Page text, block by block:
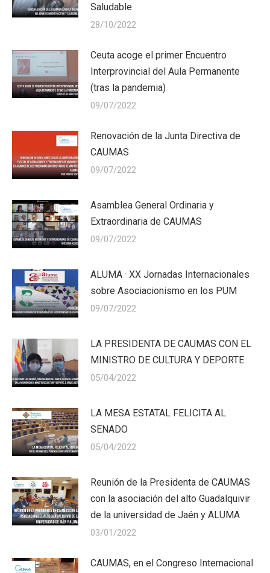
Saludable
28/10/2022
Ceuta acoge el primer Encuentro
Interprovincial del Aula Permanente
(tras la pandemia)
09/07/2022
Renovación de la Junta Directiva de
CAUMAS
09/07/2022
Asamblea General Ordinaria y
Extraordinaria de CAUMAS
09/07/2022
ALUMA · XX Jornadas Internacionales
sobre Asociacionismo en los PUM
09/07/2022
LA PRESIDENTA DE CAUMAS CON EL
MINISTRO DE CULTURA Y DEPORTE
05/04/2022
LA MESA ESTATAL FELICITA AL
SENADO
05/04/2022
Reunión de la Presidenta de CAUMAS
con la asociación del alto Guadalquivir
de la universidad de Jaén y ALUMA
03/01/2022
CAUMAS, en el Congreso Internacional